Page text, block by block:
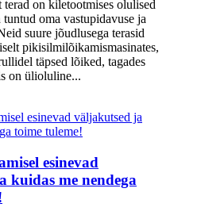
on kiletootmises olulised
oma vastupidavuse ja
suure jõudlusega terasid
pikisilmilõikamismasinates,
täpsed lõiked, tagades
on ülioluline...
esinevad
kuidas me nendega